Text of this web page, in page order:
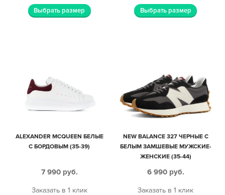
Выбрать размер Выбрать размер
ALEXANDER MCQUEEN БЕЛЫЕ
С БОРДОВЫМ (35-39)
7 990 руб.
Заказать в 1 клик
NEW BALANCE 327 ЧЕРНЫЕ С
БЕЛЫМ ЗАМШЕВЫЕ МУЖСКИЕ-
ЖЕНСКИЕ (35-44)
6 990 руб.
Заказать в 1 клик